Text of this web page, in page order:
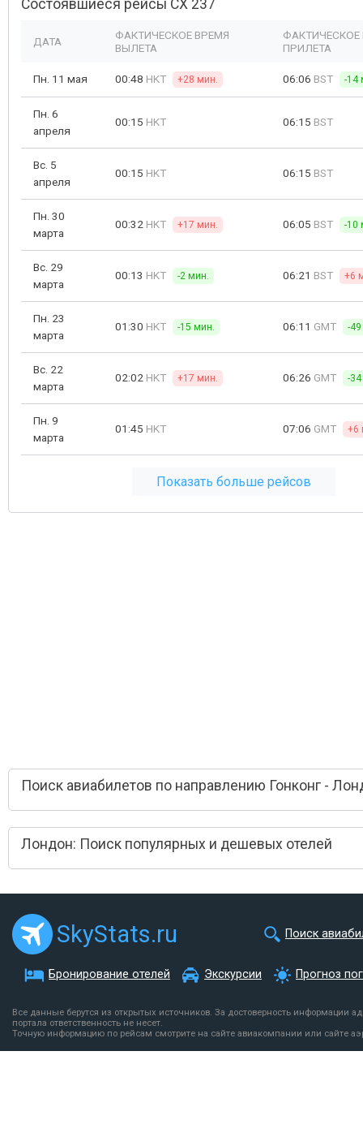
Состоявшиеся рейсы CX 237
ДАТА
ФАКТИЧЕСКОЕ ВРЕМЯ
ВЫЛЕТА
ФАКТИЧЕСКОЕ
ПРИЛЕТА
Пн. 11 мая 00:48 HKT +28 мин. 06:06 BST -14
Пн. 6
апреля
00:15 HKT 06:15 BST
Вс. 5
апреля
00:15 HKT 06:15 BST
Пн. 30
марта
00:32 HKT +17 мин. 06:05 BST -10
Вс. 29
марта
00:13 HKT -2 мин. 06:21 BST +6
Пн. 23
марта
01:30 HKT -15 мин. 06:11 GMT -
Вс. 22
марта
02:02 HKT +17 мин. 06:26 GMT -
Пн. 9
марта
01:45 HKT 07:06 GMT +6
Показать больше рейсов
Поиск авиабилетов по направлению Гонконг -
Лондон: Поиск популярных и дешевых отелей
SkyStats.ru Поиск
Бронирование отелей Экскурсии Прогноз
Все данные берутся из открытых источников. За достоверность информации
портала ответственность не несет.
Точную информацию по рейсам смотрите на сайте авиакомпании или сайте